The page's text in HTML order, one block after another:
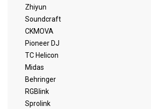
Zhiyun
Soundcraft
CKMOVA
Pioneer DJ
TC Helicon
Midas
Behringer
RGBlink
Sprolink